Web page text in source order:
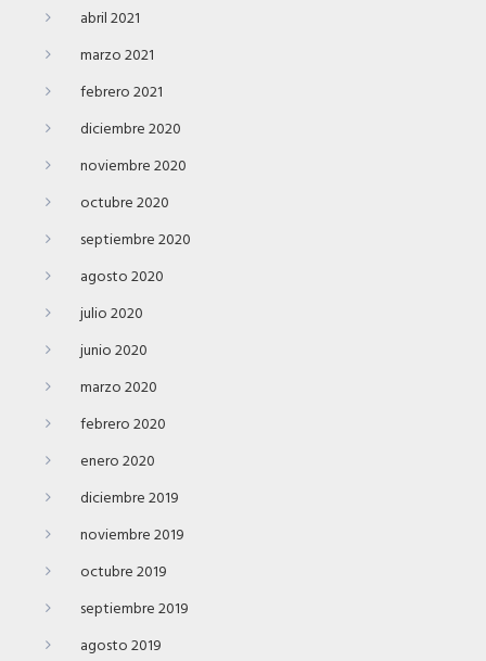
abril 2021
marzo 2021
febrero 2021
diciembre 2020
noviembre 2020
octubre 2020
septiembre 2020
agosto 2020
julio 2020
junio 2020
marzo 2020
febrero 2020
enero 2020
diciembre 2019
noviembre 2019
octubre 2019
septiembre 2019
agosto 2019